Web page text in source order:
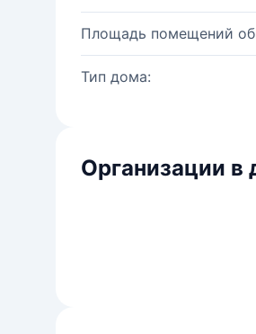
Площадь помещений
Тип дома:
Организации в